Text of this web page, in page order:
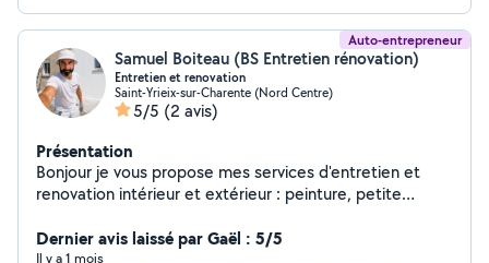
Auto-entrepreneur
Samuel Boiteau (BS Entretien rénovation)
Entretien et renovation
Saint-Yrieix-sur-Charente (Nord Centre)
5/5 (2 avis)
Présentation
Bonjour je vous propose mes services d'entretien et
renovation intérieur et extérieur : peinture, petite
réparation des gouttière, réparation murette et
Dernier avis laissé par Gaël : 5/5
Il y a 1 mois